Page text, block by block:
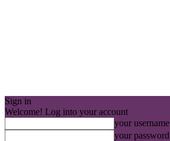
Sign in
Welcome! Log into your account
your username
your password